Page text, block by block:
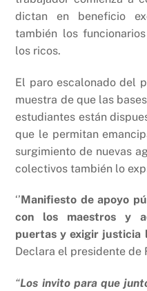
dictan en beneficio
también los
los ricos.
El paro escalonado del
muestra de que las
estudiantes están
que le permitan
surgimiento de nuevas
colectivos también lo
‘’Manifiesto de apoyo
con los maestros y
puertas y exigir justicia
Declara el presidente de
“Los invito para que